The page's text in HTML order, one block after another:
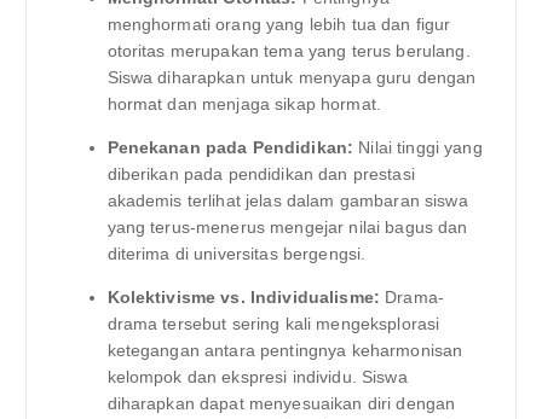
menghormati orang yang lebih tua dan figur
otoritas merupakan tema yang terus berulang.
Siswa diharapkan untuk menyapa guru dengan
hormat dan menjaga sikap hormat.
Penekanan pada Pendidikan: Nilai tinggi yang
diberikan pada pendidikan dan prestasi
akademis terlihat jelas dalam gambaran siswa
yang terus-menerus mengejar nilai bagus dan
diterima di universitas bergengsi.
Kolektivisme vs. Individualisme: Drama-
drama tersebut sering kali mengeksplorasi
ketegangan antara pentingnya keharmonisan
kelompok dan ekspresi individu. Siswa
diharapkan dapat menyesuaikan diri dengan